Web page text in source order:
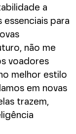
a
essenciais para
não me
voadores
melhor estilo
em novas
trazem,